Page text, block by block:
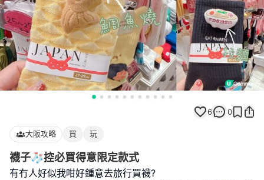
6 0
大阪攻略 買 玩
襪子🧦控必買得意限定款式
有冇人好似我咁好鍾意去旅行買襪?